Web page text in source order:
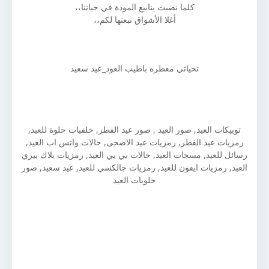
كلما نضبت ينابيع المودة في حياتنا،،
أغلا الأشواق نبعثها لكم،،
تحياتي معطره باطيب العود_عيد سعيد
توبيكات العيد, صور العيد , صور عيد الفطر, خلفيات حلوة للعيد,
رمزيات عيد الفطر, رمزيات عيد الاضحى, حالات واتس اب العيد,
رسائل للعيد, مسجات العيد, حالات بي بي العيد, رمزيات بلاك بيري
العيد, رمزيات ايفون للعيد, رمزيات جالكسي للعيد, عيد سعيد, صور
حلويات العيد